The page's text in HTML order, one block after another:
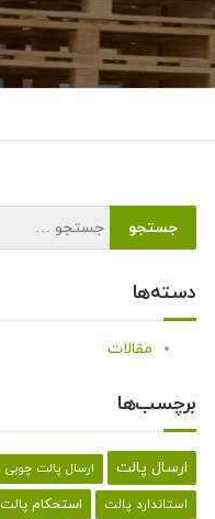
دسته‌ها
مقالات
برچسب‌ها
ارسال پالت ارسال پالت چوبی
استاندارد پالت استحکام پالت